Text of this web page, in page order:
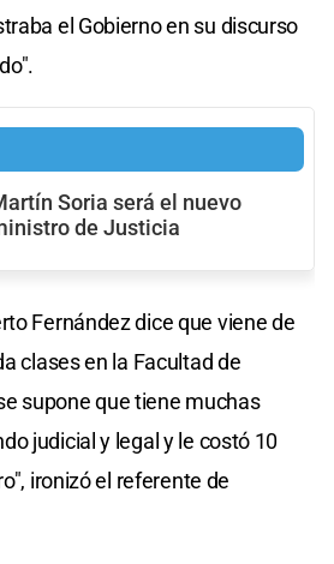
el Gobierno en su discurso
Soria será el nuevo
de Justicia
Fernández dice que viene de
clases en la Facultad de
supone que tiene muchas
judicial y legal y le costó 10
ironizó el referente de